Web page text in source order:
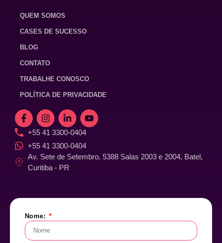
QUEM SOMOS
CASES DE SUCESSO
BLOG
CONTATO
TRABALHE CONOSCO
POLÍTICA DE PRIVACIDADE
+55 41 3300-0404
+55 41 3300-0404
Av. Sete de Setembro, 5388 Salas 2003 e 2004, Batel,
Curitiba - PR
Nome: